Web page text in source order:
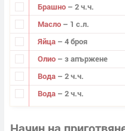
Брашно – 2 ч.ч.
Масло – 1 с.л.
Яйца – 4 броя
Олио – з апържене
Вода – 2 ч.ч.
Вода – 2 ч.ч.